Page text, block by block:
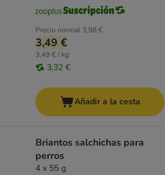
Precio normal 3,98 €
3,49 €
3,49 € / kg
3,32 €
Añadir a la cesta
Briantos salchichas para
perros
4 x 55 g